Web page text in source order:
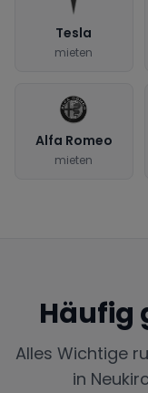
Tesla
mieten
Alfa Romeo
mieten
Häufig
Alles Wichtige
in